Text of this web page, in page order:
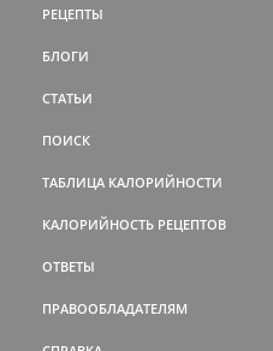
РЕЦЕПТЫ
БЛОГИ
СТАТЬИ
ПОИСК
ТАБЛИЦА КАЛОРИЙНОСТИ
КАЛОРИЙНОСТЬ РЕЦЕПТОВ
ОТВЕТЫ
ПРАВООБЛАДАТЕЛЯМ